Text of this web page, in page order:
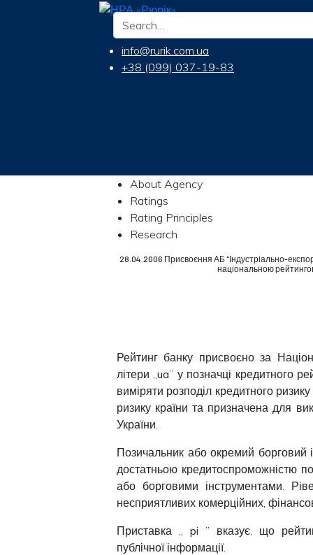
info@rurik.com.ua
+38 (099) 037-19-83
About Agency
Ratings
Rating Principles
Research
28.04.2006 Присвоєння АБ "Індустріально-
національною
Рейтинг банку присвоєно за
літери „ua” у позначці кредитного
виміряти розподіл кредитного
ризику країни та призначена для
України.
Позичальник або окремий борговий
достатньою кредитоспроможністю
або борговими інструментами.
несприятливих комерційних,
Приставка „ pi ” вказує, що
публічної інформації.